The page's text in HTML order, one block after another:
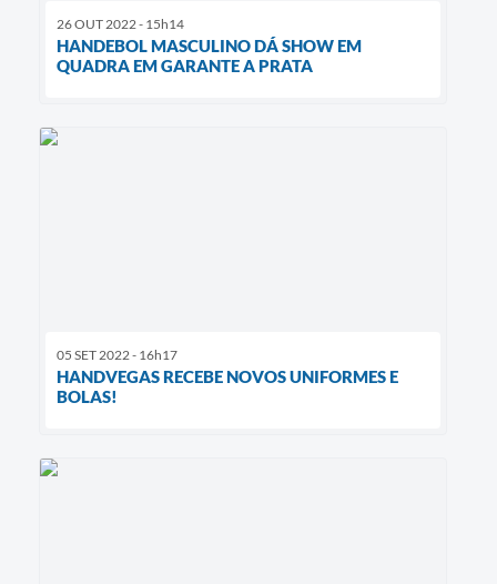
26 OUT 2022 - 15h14
HANDEBOL MASCULINO DÁ SHOW EM
QUADRA EM GARANTE A PRATA
05 SET 2022 - 16h17
HANDVEGAS RECEBE NOVOS UNIFORMES E
BOLAS!